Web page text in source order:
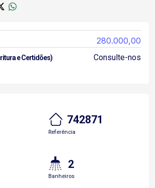
280.000,00
e Certidões) Consulte-nos
742871
Referência
2
Banheiros